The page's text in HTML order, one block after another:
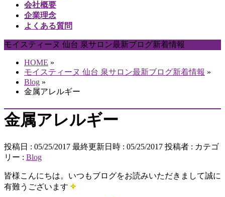
会社概要
企業理念
よくある質問
モイスティーヌ 仙台 泉サロン最新ブログ新着情報
HOME »
モイスティーヌ 仙台 泉サロン最新ブログ新着情報 »
Blog »
金属アレルギー
金属アレルギー
投稿日 : 05/25/2017 最終更新日時 : 05/25/2017 投稿者 : カテゴ
リー : Blog
皆様こんにちは。いつもブログをお読みいただきまして誠に
有難うございます